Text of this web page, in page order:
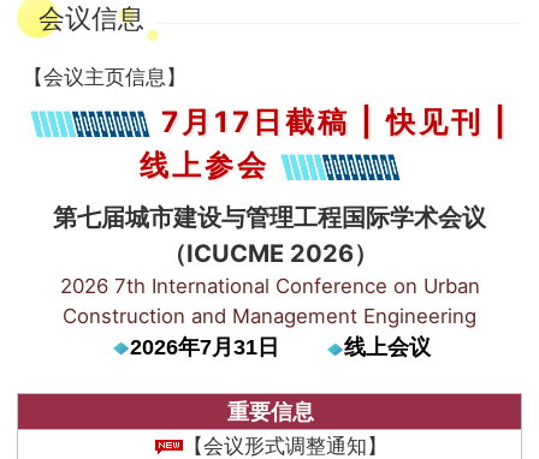
会议信息
【会议主页信息 】
7月17日截稿 | 快见刊 |
线上参会
第七届城市建设与管理工程国际学术会议
（ICUCME 2026）
2026 7th International Conference on Urban
Construction and Management Engineering
2026年7月31日
线上会议
重要信息
【会议形式调整通知】